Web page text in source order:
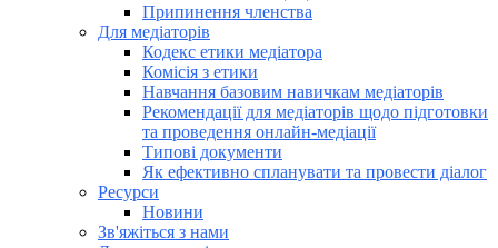
Припинення членства
Для медіаторів
Кодекс етики медіатора
Комісія з етики
Навчання базовим навичкам медіаторів
Рекомендації для медіаторів щодо підготовки
та проведення онлайн-медіації
Типові документи
Як ефективно спланувати та провести діалог
Ресурси
Новини
Зв'яжіться з нами